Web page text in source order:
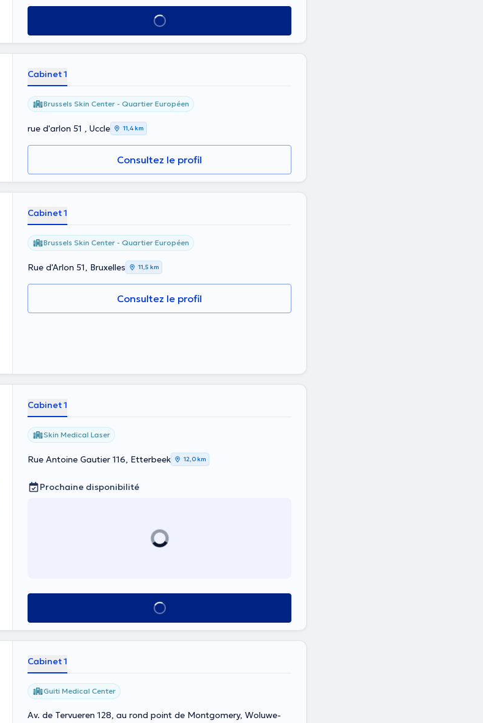
Voir tout
Cabinet 1
Brussels Skin Center - Quartier Européen
rue d'arlon 51 , Uccle 11,4 km
Consultez le profil
Cabinet 1
Brussels Skin Center - Quartier Européen
Rue d'Arlon 51, Bruxelles 11,5 km
Consultez le profil
Cabinet 1
Skin Medical Laser
Rue Antoine Gautier 116, Etterbeek 12,0 km
Prochaine disponibilité
Voir tout
Cabinet 1
Guiti Medical Center
Av. de Tervueren 128, au rond point de Montgomery, Woluwe-